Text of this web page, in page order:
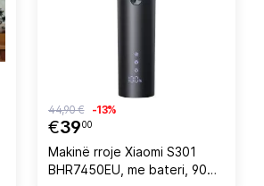
€3900
44,90 € -13%
Makinë rroje Xiaomi S301
BHR7450EU, me bateri, 90